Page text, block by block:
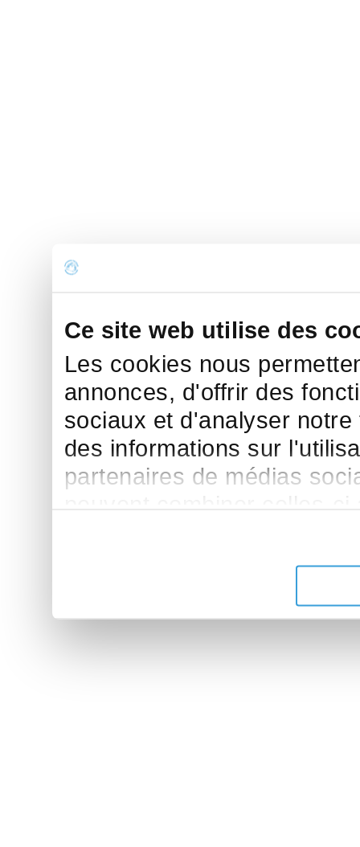
Ce site web utilise des
Les cookies nous
annonces, d'offrir des
sociaux et d'analyser
des informations sur
partenaires de médias